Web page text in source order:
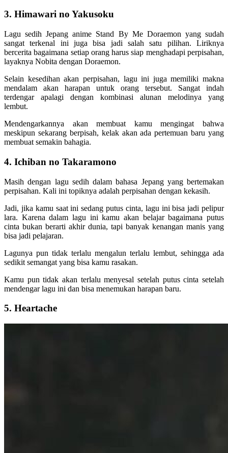
3. Himawari no Yakusoku
Lagu sedih Jepang anime Stand By Me Doraemon yang sudah
sangat terkenal ini juga bisa jadi salah satu pilihan. Liriknya
bercerita bagaimana setiap orang harus siap menghadapi perpisahan,
layaknya Nobita dengan Doraemon.
Selain kesedihan akan perpisahan, lagu ini juga memiliki makna
mendalam akan harapan untuk orang tersebut. Sangat indah
terdengar apalagi dengan kombinasi alunan melodinya yang
lembut.
Mendengarkannya akan membuat kamu mengingat bahwa
meskipun sekarang berpisah, kelak akan ada pertemuan baru yang
membuat semakin bahagia.
4. Ichiban no Takaramono
Masih dengan lagu sedih dalam bahasa Jepang yang bertemakan
perpisahan. Kali ini topiknya adalah perpisahan dengan kekasih.
Jadi, jika kamu saat ini sedang putus cinta, lagu ini bisa jadi pelipur
lara. Karena dalam lagu ini kamu akan belajar bagaimana putus
cinta bukan berarti akhir dunia, tapi banyak kenangan manis yang
bisa jadi pelajaran.
Lagunya pun tidak terlalu mengalun terlalu lembut, sehingga ada
sedikit semangat yang bisa kamu rasakan.
Kamu pun tidak akan terlalu menyesal setelah putus cinta setelah
mendengar lagu ini dan bisa menemukan harapan baru.
5. Heartache